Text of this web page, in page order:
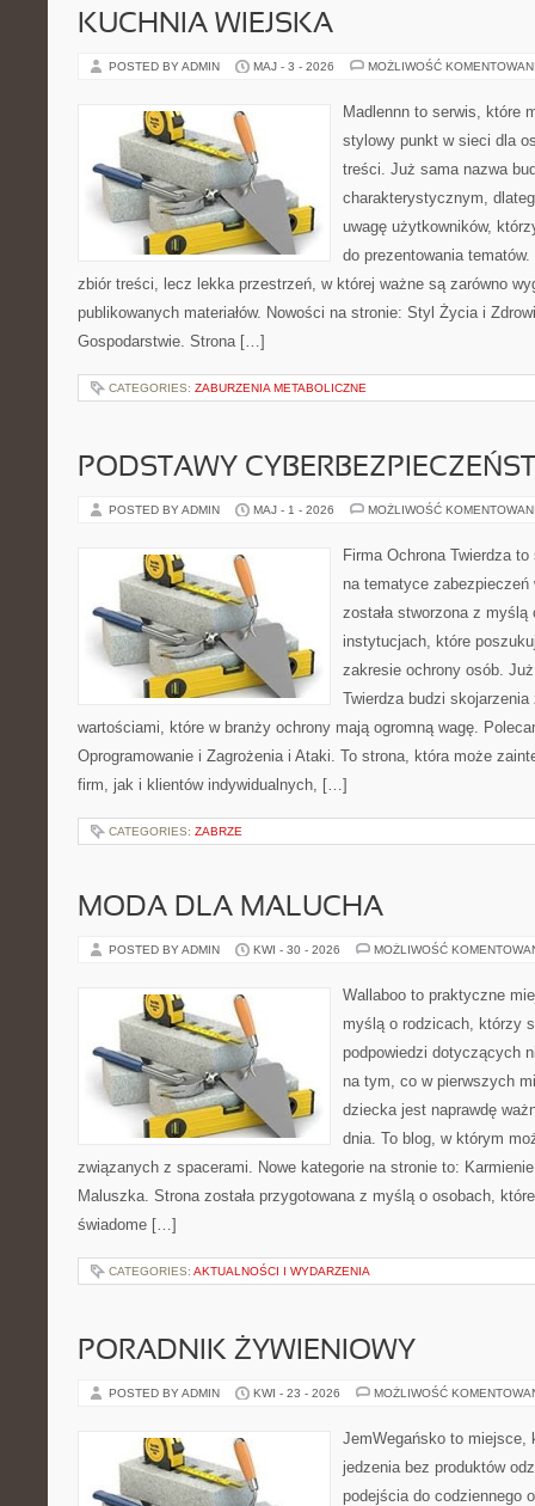
KUCHNIA WIEJSKA
POSTED BY ADMIN MAJ - 3 - 2026 MOŻLIWOŚĆ
Madlennn to serwis, które
stylowy punkt w sieci dla
treści. Już sama nazwa
charakterystycznym,
uwagę użytkowników,
do prezentowania
zbiór treści, lecz lekka przestrzeń, w której ważne są zarówno
publikowanych materiałów. Nowości na stronie: Styl Życia i
Gospodarstwie. Strona […]
CATEGORIES: ZABURZENIA METABOLICZNE
PODSTAWY
POSTED BY ADMIN MAJ - 1 - 2026 MOŻLIWOŚĆ
Firma Ochrona Twierdza
na tematyce
została stworzona z
instytucjach, które
zakresie ochrony osób.
Twierdza budzi
wartościami, które w branży ochrony mają ogromną wagę.
Oprogramowanie i Zagrożenia i Ataki. To strona, która może
firm, jak i klientów indywidualnych, […]
CATEGORIES: ZABRZE
MODA DLA MALUCHA
POSTED BY ADMIN KWI - 30 - 2026 MOŻLIWOŚĆ
Wallaboo to praktyczne
myślą o rodzicach, którzy
podpowiedzi dotyczących
na tym, co w pierwszych
dziecka jest naprawdę
dnia. To blog, w którym
związanych z spacerami. Nowe kategorie na stronie to:
Maluszka. Strona została przygotowana z myślą o osobach,
świadome […]
CATEGORIES: AKTUALNOŚCI I WYDARZENIA
PORADNIK ŻYWIENIOWY
POSTED BY ADMIN KWI - 23 - 2026 MOŻLIWOŚĆ
JemWegańsko to miejsce,
jedzenia bez produktów
podejścia do codziennego